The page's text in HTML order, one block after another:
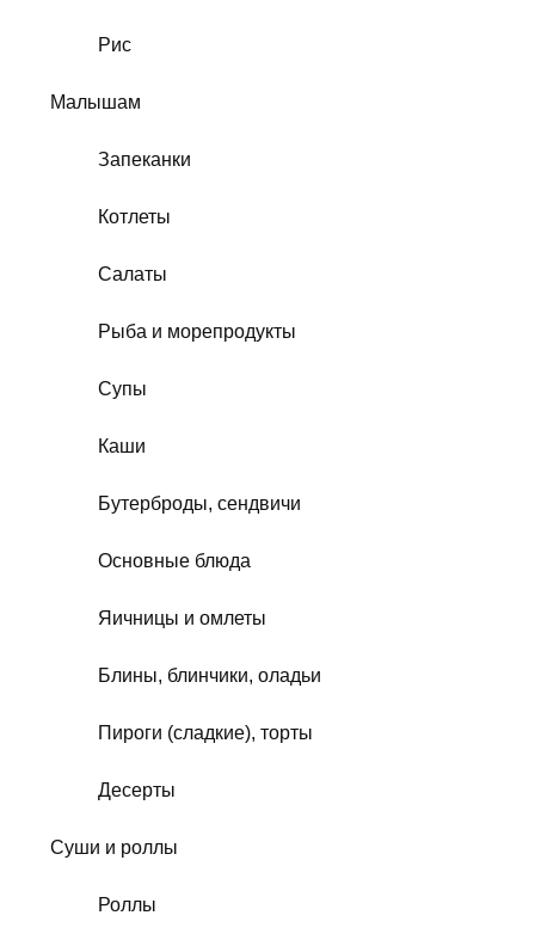
Рис
Малышам
Запеканки
Котлеты
Салаты
Рыба и морепродукты
Супы
Каши
Бутерброды, сендвичи
Основные блюда
Яичницы и омлеты
Блины, блинчики, оладьи
Пироги (сладкие), торты
Десерты
Суши и роллы
Роллы